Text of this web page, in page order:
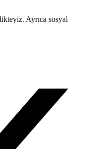
Ayrıca sosyal